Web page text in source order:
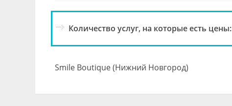
Количество услуг, на которые есть цены:
Smile Boutique (Нижний Новгород)